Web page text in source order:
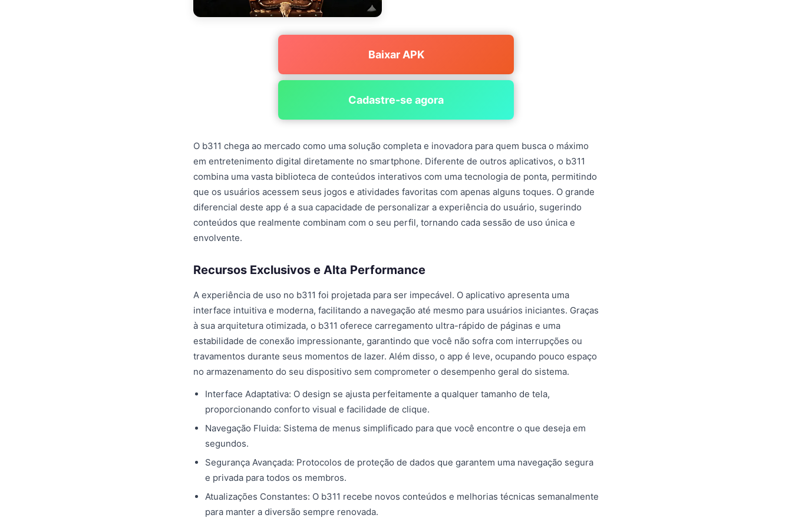
Baixar APK
Cadastre-se agora
O b311 chega ao mercado como uma solução completa e inovadora para quem busca o máximo
em entretenimento digital diretamente no smartphone. Diferente de outros aplicativos, o b311
combina uma vasta biblioteca de conteúdos interativos com uma tecnologia de ponta, permitindo
que os usuários acessem seus jogos e atividades favoritas com apenas alguns toques. O grande
diferencial deste app é a sua capacidade de personalizar a experiência do usuário, sugerindo
conteúdos que realmente combinam com o seu perfil, tornando cada sessão de uso única e
envolvente.
Recursos Exclusivos e Alta Performance
A experiência de uso no b311 foi projetada para ser impecável. O aplicativo apresenta uma
interface intuitiva e moderna, facilitando a navegação até mesmo para usuários iniciantes. Graças
à sua arquitetura otimizada, o b311 oferece carregamento ultra-rápido de páginas e uma
estabilidade de conexão impressionante, garantindo que você não sofra com interrupções ou
travamentos durante seus momentos de lazer. Além disso, o app é leve, ocupando pouco espaço
no armazenamento do seu dispositivo sem comprometer o desempenho geral do sistema.
Interface Adaptativa: O design se ajusta perfeitamente a qualquer tamanho de tela,
proporcionando conforto visual e facilidade de clique.
Navegação Fluida: Sistema de menus simplificado para que você encontre o que deseja em
segundos.
Segurança Avançada: Protocolos de proteção de dados que garantem uma navegação segura
e privada para todos os membros.
Atualizações Constantes: O b311 recebe novos conteúdos e melhorias técnicas semanalmente
para manter a diversão sempre renovada.